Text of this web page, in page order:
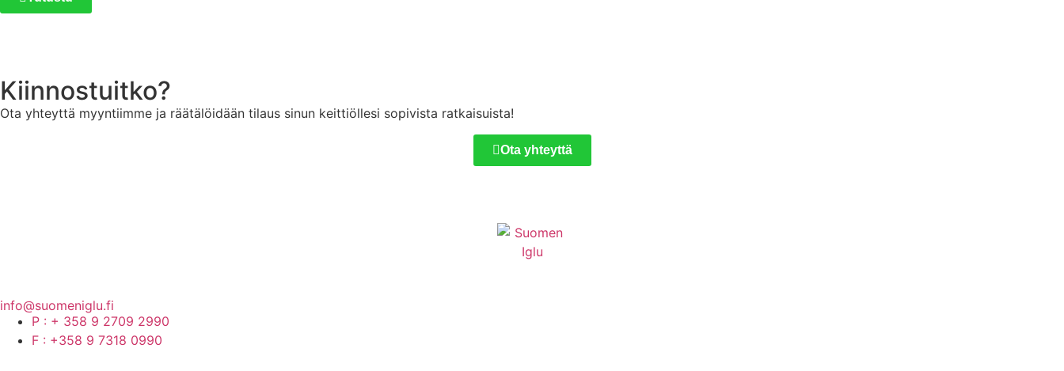
Kiinnostuitko?
Ota yhteyttä myyntiimme ja räätälöidään tilaus sinun keittiöllesi sopivista ratkaisuista!
Ota yhteyttä
info@suomeniglu.fi
P : + 358 9 2709 2990
F : +358 9 7318 0990